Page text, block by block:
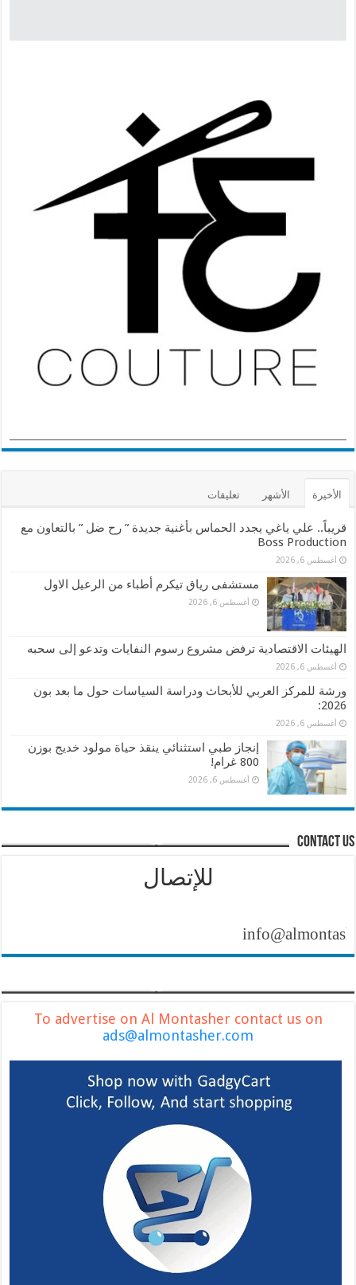
الأخيرة الأشهر تعليقات
قريباً.. علي ياغي يجدد الحماس بأغنية جديدة ” رح ضل ” بالتعاون مع
Boss Production
أغسطس 6, 2026
مستشفى رياق تيكرم أطباء من الرعيل الاول
أغسطس 6, 2026
الهيئات الاقتصادية ترفض مشروع رسوم النفايات وتدعو إلى سحبه
أغسطس 6, 2026
ورشة للمركز العربي للأبحاث ودراسة السياسات حول ما بعد بون
2026:
أغسطس 6, 2026
إنجاز طبي استثنائي ينقذ حياة مولود خديج بوزن
800 غرام!
أغسطس 6, 2026
contact us
للإتصال
info@almontasher.com
To advertise on Al Montasher contact us on
ads@almontasher.com